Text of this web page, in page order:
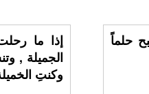
إذا ما
الجميلة ,
وكنتِ
حلماً